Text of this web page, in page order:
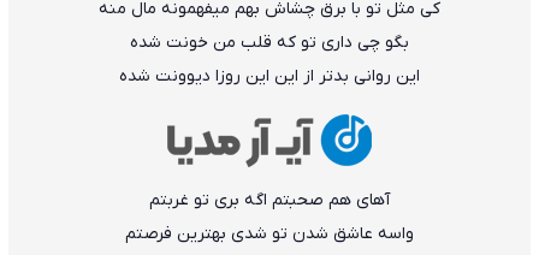
ﻛﻰ ﻣﺜﻞ ﺗﻮ ﺑﺎ ﺑﺮق ﭼﺸﺎش ﺑﻬﻢ ﻣﻴﻔﻬﻤﻮﻧﻪ ﻣﺎل ﻣﻨﻪ
ﺑﮕﻮ ﭼﻰ داری ﺗﻮ ﻛﻪ ﻗﻠﺐ ﻣﻦ ﺧﻮﻧﺖ ﺷﺪه
اﻳﻦ رواﻧﻰ ﺑﺪﺗﺮ از اﻳﻦ اﻳﻦ روزا دﻳﻮوﻧﺖ ﺷﺪه
آﻫﺎی ﻫﻢ ﺻﺤﺒﺘﻢ اﮔﻪ ﺑﺮی ﺗﻮ ﻏﺮﺑﺘﻢ
واﺳﻪ ﻋﺎﺷﻖ ﺷﺪن ﺗﻮ ﺷﺪی ﺑﻬﺘﺮﻳﻦ ﻓﺮﺻﺘﻢ